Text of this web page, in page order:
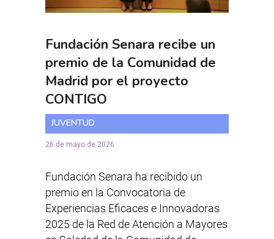
Fundación Senara recibe un
premio de la Comunidad de
Madrid por el proyecto
CONTIGO
JUVENTUD
26 de mayo de 2026
Fundación Senara ha recibido un
premio en la Convocatoria de
Experiencias Eficaces e Innovadoras
2025 de la Red de Atención a Mayores